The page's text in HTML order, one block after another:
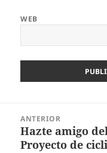
WEB
entradas
ANTERIOR
Entrada
anterior:
Hazte amigo
Proyecto de